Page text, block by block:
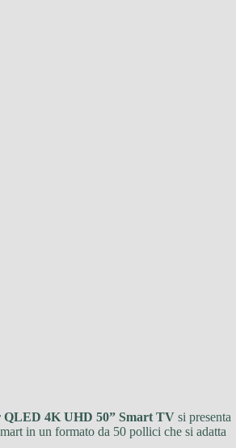
QLED 4K UHD 50” Smart TV si presenta
in un formato da 50 pollici che si adatta